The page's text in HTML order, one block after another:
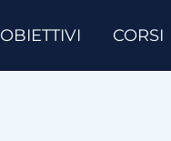
OBIETTIVI CORSI